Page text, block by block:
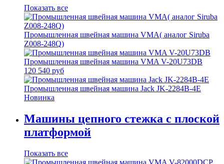
Показать все
Промышленная швейная машина VMA( аналог Siruba
Z008-248Q)
Промышленная швейная машина VMA V-20U73DB
120 540 руб
Промышленная швейная машина Jack JK-2284B-4E
Новинка
Машины цепного стежка с плоской
платформой
Показать все